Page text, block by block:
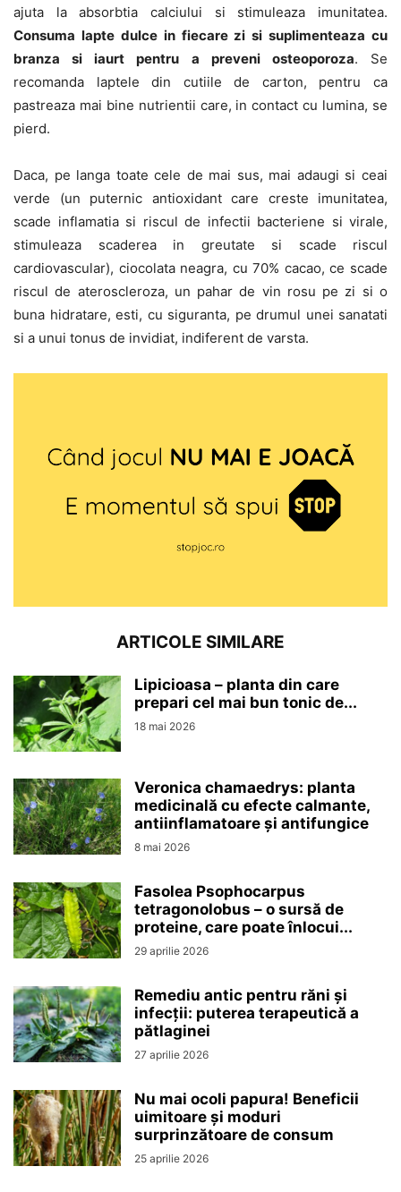
ajuta la absorbtia calciului si stimuleaza imunitatea.
Consuma lapte dulce in fiecare zi si suplimenteaza cu
branza si iaurt pentru a preveni osteoporoza. Se
recomanda laptele din cutiile de carton, pentru ca
pastreaza mai bine nutrientii care, in contact cu lumina, se
pierd.
Daca, pe langa toate cele de mai sus, mai adaugi si ceai
verde (un puternic antioxidant care creste imunitatea,
scade inflamatia si riscul de infectii bacteriene si virale,
stimuleaza scaderea in greutate si scade riscul
cardiovascular), ciocolata neagra, cu 70% cacao, ce scade
riscul de ateroscleroza, un pahar de vin rosu pe zi si o
buna hidratare, esti, cu siguranta, pe drumul unei sanatati
si a unui tonus de invidiat, indiferent de varsta.
ARTICOLE SIMILARE
Lipicioasa – planta din care
prepari cel mai bun tonic de...
18 mai 2026
Veronica chamaedrys: planta
medicinală cu efecte calmante,
antiinflamatoare și antifungice
8 mai 2026
Fasolea Psophocarpus
tetragonolobus – o sursă de
proteine, care poate înlocui...
29 aprilie 2026
Remediu antic pentru răni și
infecții: puterea terapeutică a
pătlaginei
27 aprilie 2026
Nu mai ocoli papura! Beneficii
uimitoare și moduri
surprinzătoare de consum
25 aprilie 2026